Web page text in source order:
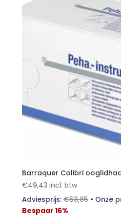
Barraquer Colibri
€49,43 incl. btw
Adviesprijs:€58,85• Onze
Bespaar 16%